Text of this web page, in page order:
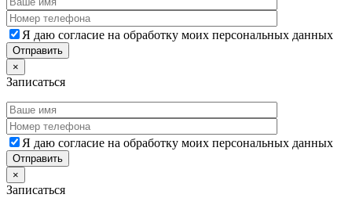
Я даю согласие на обработку моих персональных данных
×
Записаться
Я даю согласие на обработку моих персональных данных
×
Записаться